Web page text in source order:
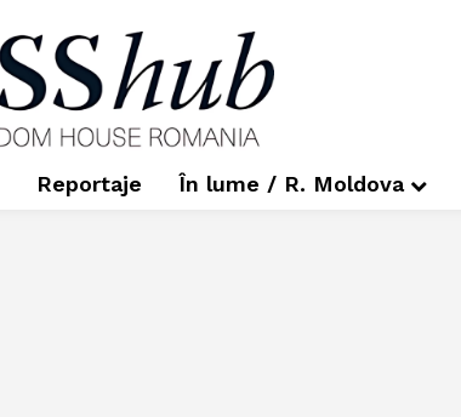
Reportaje În lume / R. Moldova